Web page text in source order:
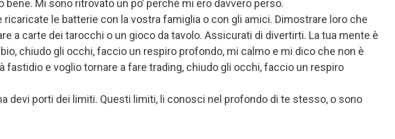
Mi sono ritrovato un po’ perché mi ero davvero perso.
le batterie con la vostra famiglia o con gli amici. Dimostrare loro che
a carte dei tarocchi o un gioco da tavolo. Assicurati di divertirti. La tua mente è
chiudo gli occhi, faccio un respiro profondo, mi calmo e mi dico che non è
fastidio e voglio tornare a fare trading, chiudo gli occhi, faccio un respiro
devi porti dei limiti. Questi limiti, li conosci nel profondo di te stesso, o sono